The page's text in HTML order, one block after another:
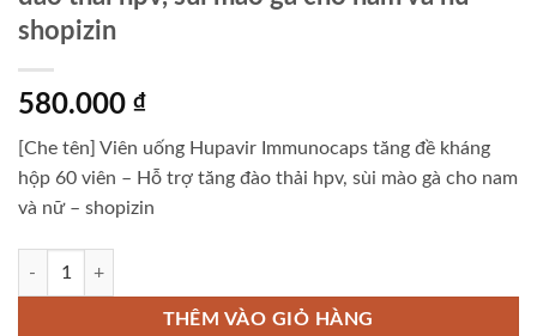
shopizin
580.000 ₫
[Che tên] Viên uống Hupavir Immunocaps tăng đề kháng
hộp 60 viên – Hỗ trợ tăng đào thải hpv, sùi mào gà cho nam
và nữ – shopizin
[Che tên] Viên uống Hupavir Immunocaps tăng đề kháng hộp 60
THÊM VÀO GIỎ HÀNG